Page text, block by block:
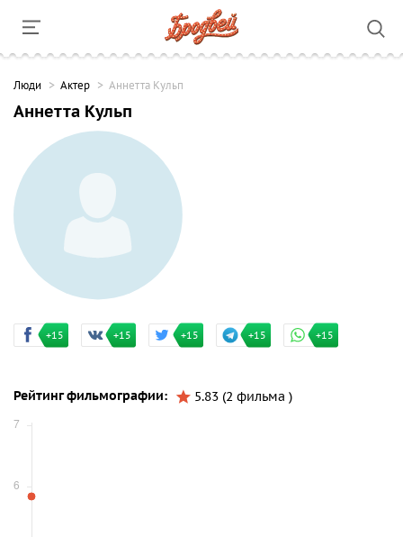
Люди Актер Аннетта Кульп
Аннетта Кульп
+15 +15 +15 +15 +15
Рейтинг фильмографии: 5.83 (2 фильма )